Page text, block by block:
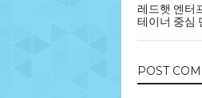
레드햇 엔터
테이너 중심
POST